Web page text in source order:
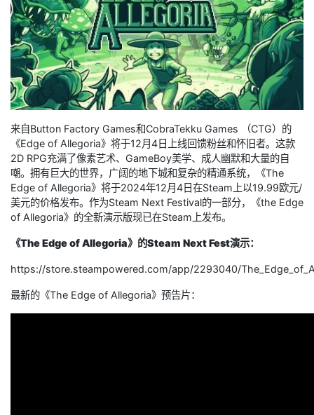
来自Button Factory Games和CobraTekku Games （CTG）的
《Edge of Allegoria》将于12月4日上线回馈粉丝和怀旧者。这款
2D RPG充满了像素艺术、GameBoy美学、成人幽默和大量的自
嘲。拥有巨大的世界，广阔的地下城和复杂的精通系统，《The
Edge of Allegoria》将于2024年12月4日在Steam上以19.99欧元/
美元的价格发布。作为Steam Next Festival的一部分，《the Edge
of Allegoria》的全新演示版现已在Steam上发布。
《The Edge of Allegoria》的Steam Next Fest演示：
https://store.steampowered.com/app/2293040/
最新的《The Edge of Allegoria》预告片：